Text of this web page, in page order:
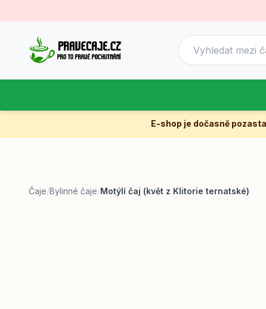
E-shop je dočasně
Čaje/Bylinné čaje/Motýlí čaj (květ z Klitorie ternatské)